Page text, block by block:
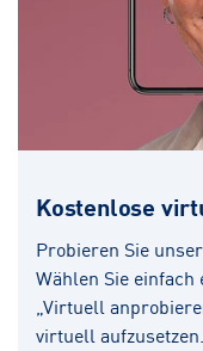
Kostenlose
Probieren Sie
Wählen Sie
„Virtuell
virtuell aufzusetzen.